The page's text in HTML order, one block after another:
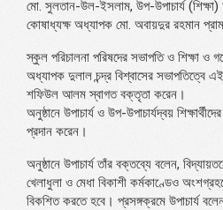
মো. সুলতান-উল-ইসলাম, উপ-উপাচার্য
কোষাধ্যক্ষ অধ্যাপক মো. অবায়দুর রহমান
স্কুল পরিচালনা পরিষদের সভাপতি ও শিক্ষা ও
অধ্যাপক দুলাল চন্দ্র বিশ্বাসের
শফিউল আলম স্বাগত বক্তৃতা করেন।
অনুষ্ঠানে উপাচার্য ও উপ-উপাচার্যদ্বয়
প্রদান করেন।
অনুষ্ঠানে উপাচার্য তাঁর বক্তব্যে বলেন,
খেলাধুলা ও মেধা বিকাশী কর্মকাণ্ডেও
বিকশিত করতে হবে। প্রসঙ্গক্রমে উপাচার্য